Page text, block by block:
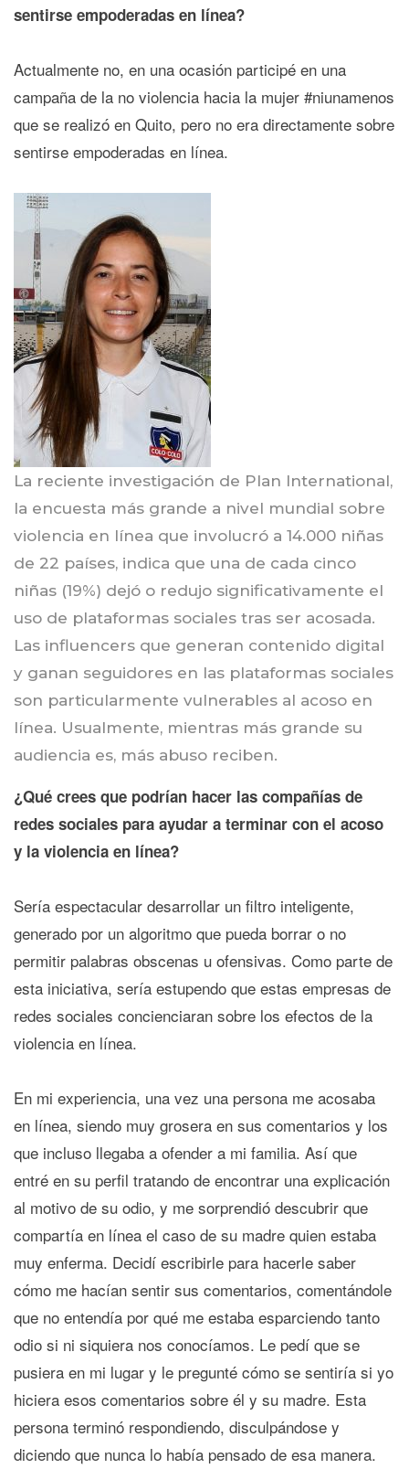
sentirse empoderadas en línea?
Actualmente no, en una ocasión participé en una
campaña de la no violencia hacia la mujer #niunamenos
que se realizó en Quito, pero no era directamente sobre
sentirse empoderadas en línea.
La reciente investigación de Plan International,
la encuesta más grande a nivel mundial sobre
violencia en línea que involucró a 14.000 niñas
de 22 países, indica que una de cada cinco
niñas (19%) dejó o redujo significativamente el
uso de plataformas sociales tras ser acosada.
Las influencers que generan contenido digital
y ganan seguidores en las plataformas sociales
son particularmente vulnerables al acoso en
línea. Usualmente, mientras más grande su
audiencia es, más abuso reciben.
¿Qué crees que podrían hacer las compañías de
redes sociales para ayudar a terminar con el acoso
y la violencia en línea?
Sería espectacular desarrollar un filtro inteligente,
generado por un algoritmo que pueda borrar o no
permitir palabras obscenas u ofensivas. Como parte de
esta iniciativa, sería estupendo que estas empresas de
redes sociales concienciaran sobre los efectos de la
violencia en línea.
En mi experiencia, una vez una persona me acosaba
en línea, siendo muy grosera en sus comentarios y los
que incluso llegaba a ofender a mi familia. Así que
entré en su perfil tratando de encontrar una explicación
al motivo de su odio, y me sorprendió descubrir que
compartía en línea el caso de su madre quien estaba
muy enferma. Decidí escribirle para hacerle saber
cómo me hacían sentir sus comentarios, comentándole
que no entendía por qué me estaba esparciendo tanto
odio si ni siquiera nos conocíamos. Le pedí que se
pusiera en mi lugar y le pregunté cómo se sentiría si yo
hiciera esos comentarios sobre él y su madre. Esta
persona terminó respondiendo, disculpándose y
diciendo que nunca lo había pensado de esa manera.